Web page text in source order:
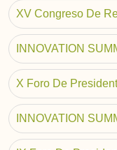
XV Congreso De
INNOVATION
X Foro De
INNOVATION